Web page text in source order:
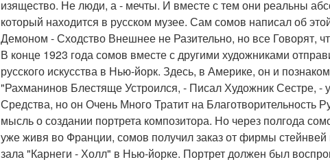
изящество. Не люди, а - мечты. И вместе с тем они реальны
который находится в русском музее. Сам сомов написал об
Демоном - Сходство Внешнее не Разительно, но все Говорят,
В конце 1923 года сомов вместе с другими художниками
русского искусства в Нью-йорк. Здесь, в Америке, он и
"Рахманинов Блестяще Устроился, - Писал Художник Сестре,
Средства, но он Очень Много Тратит на Благотворительность
мысль о создании портрета композитора. Но через полгода
уже живя во Франции, сомов получил заказ от фирмы
зала "Карнеги - Холл" в Нью-йорке. Портрет должен был